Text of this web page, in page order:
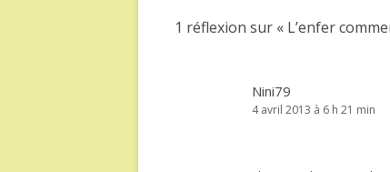
1 réflexion sur « L’enfer
Nini79
4 avril 2013 à 6 h 21 min